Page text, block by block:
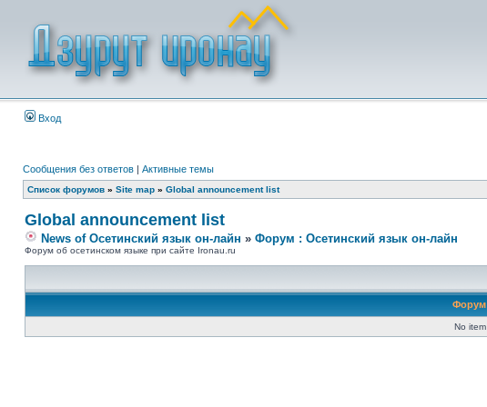
Вход
Сообщения без ответов | Активные темы
Список форумов » Site map » Global announcement list
Global announcement list
News of Осетинский язык он-лайн » Форум : Осетинский язык он-лайн
Форум об осетинском языке при сайте Ironau.ru
Форум
No item